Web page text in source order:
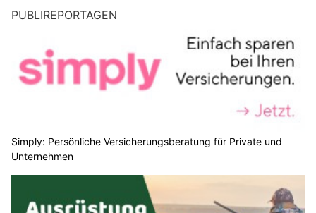
PUBLIREPORTAGEN
Simply: Persönliche Versicherungsberatung für Private und
Unternehmen